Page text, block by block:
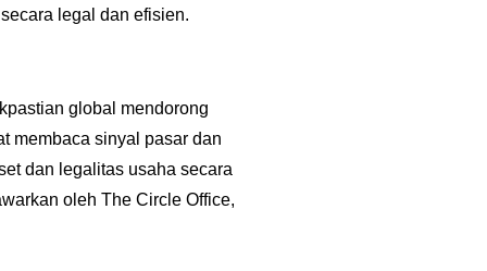
legal dan efisien.
global mendorong
membaca sinyal pasar dan
dan legalitas usaha secara
oleh The Circle Office,